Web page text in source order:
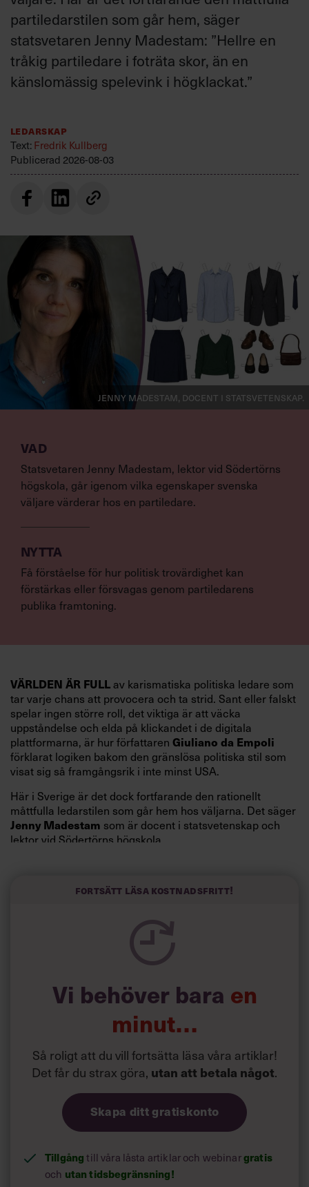
partiledarstilen som går hem, säger
statsvetaren Jenny Madestam: ”Hellre en
tråkig partiledare i foträta skor, än en
känslomässig spelevink i högklackat.”
Ledarskap
Text: Fredrik Kullberg
Publicerad 2026-08-03
VAD
Statsvetaren Jenny Madestam, lektor vid Södertörns
högskola, går igenom vilka egenskaper svenska
väljare värderar hos en partiledare.
NYTTA
Få förståelse för hur politisk trovärdighet kan
förstärkas eller försvagas genom partiledarens
publika framtoning.
Jenny Madestam, docent i statsvetenskap.
VÄRLDEN ÄR FULLav karismatiska politiska ledare som
tar varje chans att provocera och ta strid. Sant eller falskt
spelar ingen större roll, det viktiga är att väcka
uppståndelse och elda på klickandet i de digitala
plattformarna, är hur författaren Giuliano da Empoli
förklarat logiken bakom den gränslösa politiska stil som
visat sig så framgångsrik i inte minst USA.
Här i Sverige är det dock fortfarande den rationellt
måttfulla ledarstilen som går hem hos väljarna. Det säger
Jenny Madestam som är docent i statsvetenskap och
lektor vid Södertörns högskola.
kompetenta och stå med båda fötterna på jorden. Hellre
spelevink i högklackat, är hur jag brukar sammanfatta de
önskningar som svenskarna för fram i undersökningar.”
Siri Wikander: ”Led som i
Fortsätt läsa kostnadsfritt!
Vi behöver bara en
minut…
Så roligt att du vill fortsätta läsa våra artiklar!
Det får du strax göra, utan att betala något.
Skapa ditt gratiskonto
Tillgång till våra låsta artiklar och webinargratis
och utan tidsbegränsning!